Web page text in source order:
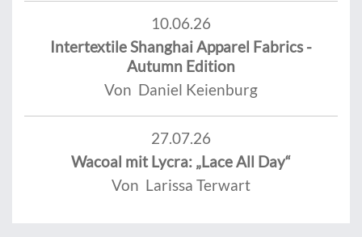
10.06.26
Intertextile Shanghai Apparel Fabrics -
Autumn Edition
Von Daniel Keienburg
27.07.26
Wacoal mit Lycra: „Lace All Day“
Von Larissa Terwart